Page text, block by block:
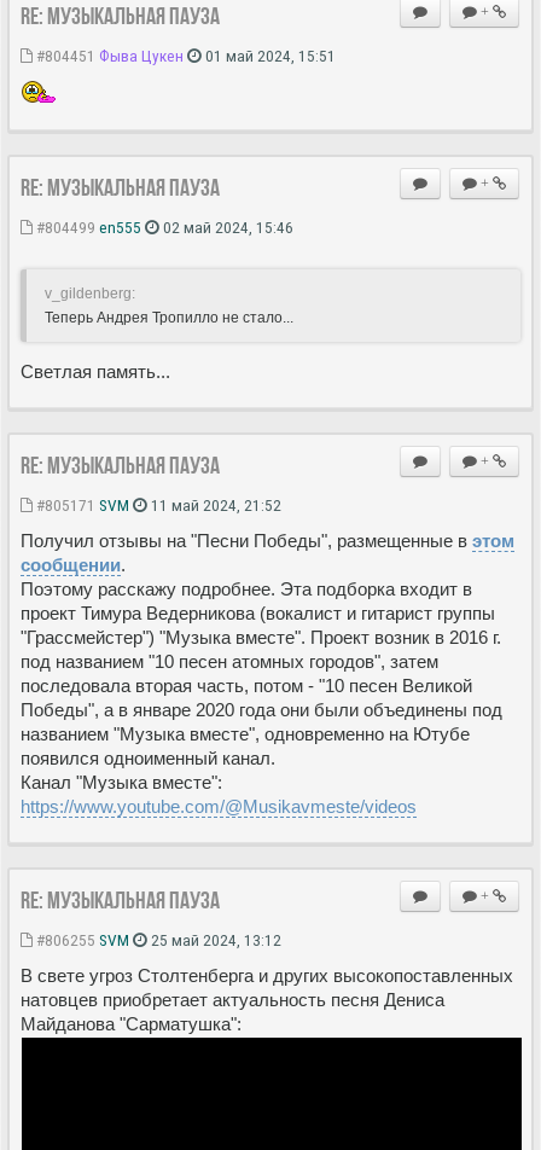
+
Re: Музыкальная пауза
#804451 Фыва Цукен 01 май 2024, 15:51
+
Re: Музыкальная пауза
#804499 en555 02 май 2024, 15:46
v_gildenberg:
Теперь Андрея Тропилло не стало...
Светлая память...
+
Re: Музыкальная пауза
#805171 SVM 11 май 2024, 21:52
Получил отзывы на "Песни Победы", размещенные в этом
сообщении.
Поэтому расскажу подробнее. Эта подборка входит в
проект Тимура Ведерникова (вокалист и гитарист группы
"Грассмейстер") "Музыка вместе". Проект возник в 2016 г.
под названием "10 песен атомных городов", затем
последовала вторая часть, потом - "10 песен Великой
Победы", а в январе 2020 года они были объединены под
названием "Музыка вместе", одновременно на Ютубе
появился одноименный канал.
Канал "Музыка вместе":
https://www.youtube.com/@Musikavmeste/videos
+
Re: Музыкальная пауза
#806255 SVM 25 май 2024, 13:12
В свете угроз Столтенберга и других высокопоставленных
натовцев приобретает актуальность песня Дениса
Майданова "Сарматушка":